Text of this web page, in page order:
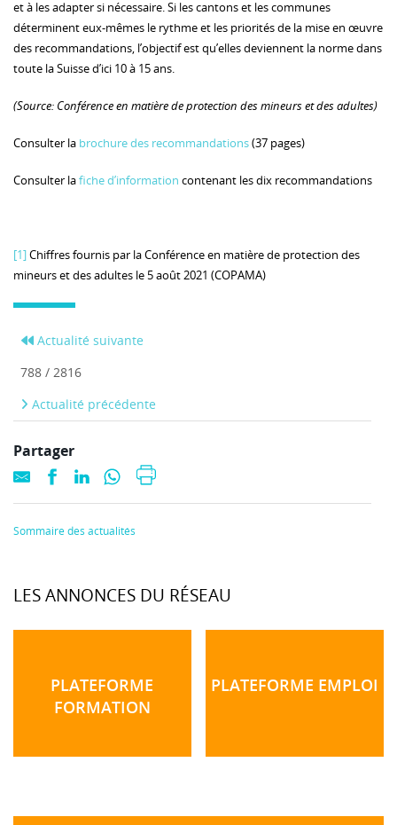
et à les adapter si nécessaire. Si les cantons et les communes
déterminent eux-mêmes le rythme et les priorités de la mise en œuvre
des recommandations, l’objectif est qu’elles deviennent la norme dans
toute la Suisse d’ici 10 à 15 ans.
(Source: Conférence en matière de protection des mineurs et des adultes)
Consulter la brochure des recommandations(37 pages)
Consulter lafiche d’information contenant les dix recommandations
[1]Chiffres fournis par la Conférence en matière de protection des
mineurs et des adultes le 5 août 2021 (COPAMA)
Actualité suivante
788 / 2816
Actualité précédente
Partager
Sommaire des actualités
LES ANNONCES DU RÉSEAU
PLATEFORME
FORMATION
PLATEFORME EMPLOI